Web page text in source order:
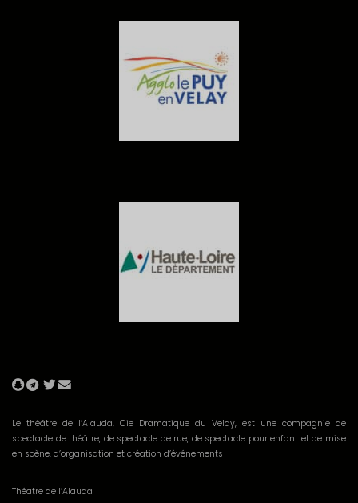
Le théâtre de l’Alauda, Cie Dramatique du Velay, est une compagnie de
spectacle de théâtre, de spectacle de rue, de spectacle pour enfant et de mise
en scène, d’organisation et création d’événements
Théatre de l’Alauda